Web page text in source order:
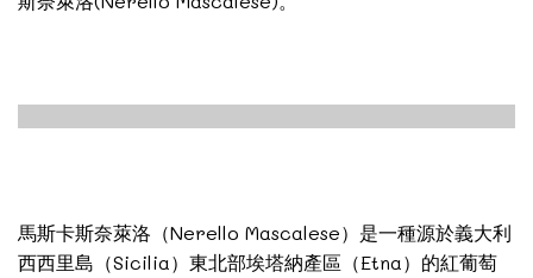
中文別名：瑪斯卡斯-奈萊洛、內雷羅
馬斯卡斯奈萊洛（Nerello Mascalese）是一種源於義大利
西西里島（Sicilia）東北部埃塔納產區（Etna）的紅葡萄